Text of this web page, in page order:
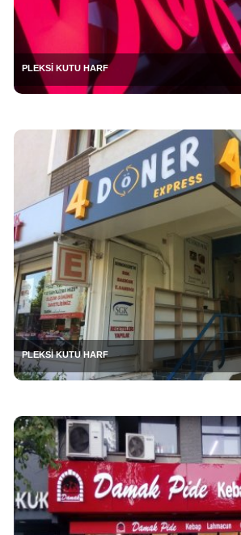
PLEKSİ KUTU HARF
PLEKSİ KUTU HARF